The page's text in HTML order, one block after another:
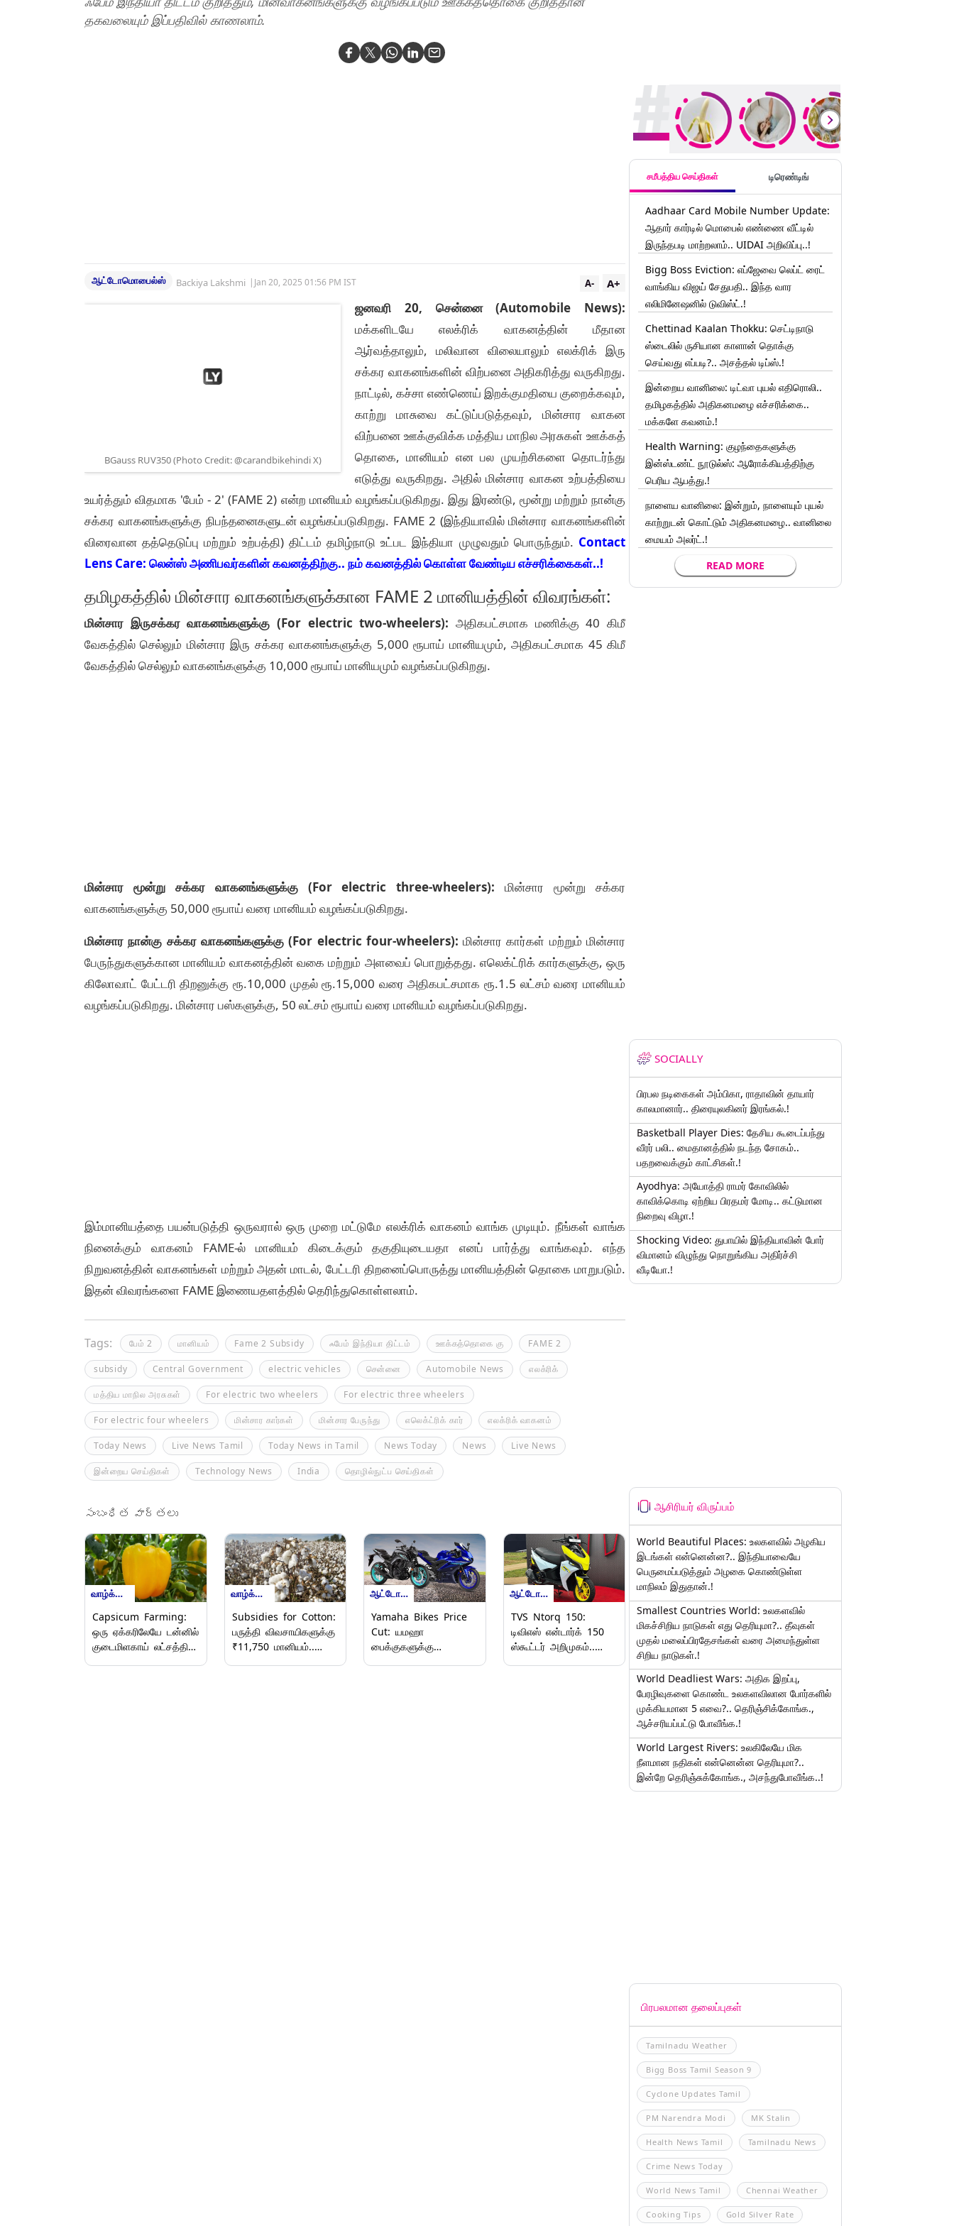
தகவலையும் இப்பதிவில் காணலாம்.
ஆட்டோமொபைல்ஸ் Backiya Lakshmi | Jan 20, 2025 01:56 PM IST A+
A-
BGauss RUV350 (Photo Credit: @carandbikehindi X)
ஜனவரி 20, சென்னை (Automobile News):
மக்களிடயே எலக்ரிக் வாகனத்தின் மீதான
ஆர்வத்தாலும், மலிவான விலையாலும் எலக்ரிக் இரு
சக்கர வாகனங்களின் விற்பனை அதிகரித்து வருகிறது.
நாட்டில், கச்சா எண்ணெய் இறக்குமதியை குறைக்கவும்,
காற்று மாசுவை கட்டுப்படுத்தவும், மின்சார வாகன
விற்பனை ஊக்குவிக்க மத்திய மாநில அரசுகள் ஊக்கத்
தொகை, மானியம் என பல முயற்சிகளை தொடர்ந்து
எடுத்து வருகிறது. அதில் மின்சார வாகன உற்பத்தியை
உயர்த்தும் விதமாக 'பேம் - 2' (FAME 2) என்ற மானியம் வழங்கப்படுகிறது. இது இரண்டு, மூன்று மற்றும் நான்கு
சக்கர வாகனங்களுக்கு நிபந்தனைகளுடன் வழங்கப்படுகிறது. FAME 2 (இந்தியாவில் மின்சார வாகனங்களின்
விரைவான தத்தெடுப்பு மற்றும் உற்பத்தி) திட்டம் தமிழ்நாடு உட்பட இந்தியா முழுவதும் பொருந்தும். Contact
Lens Care: லென்ஸ் அணிபவர்களின் கவனத்திற்கு.. நம் கவனத்தில் கொள்ள வேண்டிய எச்சரிக்கைகள்..!
தமிழகத்தில் மின்சார வாகனங்களுக்கான FAME 2 மானியத்தின் விவரங்கள்:
மின்சார இருசக்கர வாகனங்களுக்கு (For electric two-wheelers): அதிகபட்சமாக மணிக்கு 40 கிமீ
வேகத்தில் செல்லும் மின்சார இரு சக்கர வாகனங்களுக்கு 5,000 ரூபாய் மானியமும், அதிகபட்சமாக 45 கிமீ
வேகத்தில் செல்லும் வாகனங்களுக்கு 10,000 ரூபாய் மானியமும் வழங்கப்படுகிறது.
மின்சார மூன்று சக்கர வாகனங்களுக்கு (For electric three-wheelers): மின்சார மூன்று சக்கர
வாகனங்களுக்கு 50,000 ரூபாய் வரை மானியம் வழங்கப்படுகிறது.
மின்சார நான்கு சக்கர வாகனங்களுக்கு (For electric four-wheelers): மின்சார கார்கள் மற்றும் மின்சார
பேருந்துகளுக்கான மானியம் வாகனத்தின் வகை மற்றும் அளவைப் பொறுத்தது. எலெக்ட்ரிக் கார்களுக்கு, ஒரு
கிலோவாட் பேட்டரி திறனுக்கு ரூ.10,000 முதல் ரூ.15,000 வரை அதிகபட்சமாக ரூ.1.5 லட்சம் வரை மானியம்
வழங்கப்படுகிறது. மின்சார பஸ்களுக்கு, 50 லட்சம் ரூபாய் வரை மானியம் வழங்கப்படுகிறது.
இம்மானியத்தை பயன்படுத்தி ஒருவரால் ஒரு முறை மட்டுமே எலக்ரிக் வாகனம் வாங்க முடியும். நீங்கள் வாங்க
நினைக்கும் வாகனம் FAME-ல் மானியம் கிடைக்கும் தகுதியுடையதா எனப் பார்த்து வாங்கவும். எந்த
நிறுவனத்தின் வாகனங்கள் மற்றும் அதன் மாடல், பேட்டரி திறனைப்பொருத்து மானியத்தின் தொகை மாறுபடும்.
இதன் விவரங்களை FAME இணையதளத்தில் தெரிந்துகொள்ளலாம்.
Tags: பேம் 2 மானியம் Fame 2 Subsidy ஃபேம் இந்தியா திட்டம் ஊக்கத்தொகை கு FAME 2
subsidy Central Government electric vehicles சென்னை Automobile News எலக்ரிக்
மத்திய மாநில அரசுகள் For electric two wheelers For electric three wheelers
For electric four wheelers மின்சார கார்கள் மின்சார பேருந்து எலெக்ட்ரிக் கார் எலக்ரிக் வாகனம்
Today News Live News Tamil Today News in Tamil News Today News Live News
இன்றைய செய்திகள் Technology News India தொழில்நுட்ப செய்திகள்
సంబంధిత వార్తలు
வாழ்க்கை முறைகள்
Capsicum Farming:
ஒரு ஏக்கரிலேயே டன்னில்
குடைமிளகாய் லட்சத்தில்
வாழ்க்கை முறைகள்
Subsidies for Cotton:
பருத்தி விவசாயிகளுக்கு
₹11,750 மானியம்..
ஆட்டோமொபைல்ஸ்
Yamaha Bikes Price
Cut: யமஹா
பைக்குகளுக்கு
ஆட்டோமொபைல்ஸ்
TVS Ntorq 150:
டிவிஎஸ் என்டார்க் 150
ஸ்கூட்டர் அறிமுகம்..
சமீபத்திய செய்திகள் டிரெண்டிங்
Aadhaar Card Mobile Number Update:
ஆதார் கார்டில் மொபைல் எண்ணை வீட்டில்
இருந்தபடி மாற்றலாம்.. UIDAI அறிவிப்பு..!
Bigg Boss Eviction: எப்ஜேவை லெப்ட் ரைட்
வாங்கிய விஜய் சேதுபதி.. இந்த வார
எலிமினேஷனில் டுவிஸ்ட்.!
Chettinad Kaalan Thokku: செட்டிநாடு
ஸ்டைலில் ருசியான காளான் தொக்கு
செய்வது எப்படி?.. அசத்தல் டிப்ஸ்.!
இன்றைய வானிலை: டிட்வா புயல் எதிரொலி..
தமிழகத்தில் அதிகனமழை எச்சரிக்கை..
மக்களே கவனம்.!
Health Warning: குழந்தைகளுக்கு
இன்ஸ்டண்ட் நூடுல்ஸ்: ஆரோக்கியத்திற்கு
பெரிய ஆபத்து.!
நாளைய வானிலை: இன்றும், நாளையும் புயல்
காற்றுடன் கொட்டும் அதிகனமழை.. வானிலை
மையம் அலர்ட்.!
READ MORE
SOCIALLY
பிரபல நடிகைகள் அம்பிகா, ராதாவின் தாயார்
காலமானார்.. திரையுலகினர் இரங்கல்.!
Basketball Player Dies: தேசிய கூடைப்பந்து
வீரர் பலி.. மைதானத்தில் நடந்த சோகம்..
பதறவைக்கும் காட்சிகள்.!
Ayodhya: அயோத்தி ராமர் கோவிலில்
காவிக்கொடி ஏற்றிய பிரதமர் மோடி.. கட்டுமான
நிறைவு விழா.!
Shocking Video: துபாயில் இந்தியாவின் போர்
விமானம் விழுந்து நொறுங்கிய அதிர்ச்சி
வீடியோ.!
ஆசிரியர் விருப்பம்
World Beautiful Places: உலகளவில் அழகிய
இடங்கள் என்னென்ன?.. இந்தியாவையே
பெருமைப்படுத்தும் அழகை கொண்டுள்ள
மாநிலம் இதுதான்.!
Smallest Countries World: உலகளவில்
மிகச்சிறிய நாடுகள் எது தெரியுமா?.. தீவுகள்
முதல் மலைப்பிரதேசங்கள் வரை அமைந்துள்ள
சிறிய நாடுகள்.!
World Deadliest Wars: அதிக இறப்பு,
பேரழிவுகளை கொண்ட உலகளவிலான போர்களில்
முக்கியமான 5 எவை?.. தெரிஞ்சிக்கோங்க.,
ஆச்சரியப்பட்டு போவீங்க.!
World Largest Rivers: உலகிலேயே மிக
நீளமான நதிகள் என்னென்ன தெரியுமா?..
இன்றே தெரிஞ்சுக்கோங்க., அசந்துபோவீங்க..!
பிரபலமான தலைப்புகள்
Tamilnadu Weather
Bigg Boss Tamil Season 9
Cyclone Updates Tamil
PM Narendra Modi MK Stalin
Health News Tamil Tamilnadu News
Crime News Today
World News Tamil Chennai Weather
Cooking Tips Gold Silver Rate